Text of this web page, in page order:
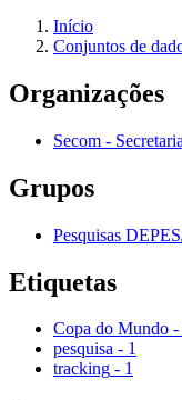
Início
Conjuntos de
Organizações
Secom -
Grupos
Pesquisas
Etiquetas
Copa do Mundo -
pesquisa - 1
tracking - 1